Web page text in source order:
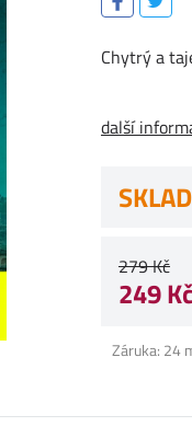
Chytrý a
další
279 Kč
249 Kč
Záruka: 24